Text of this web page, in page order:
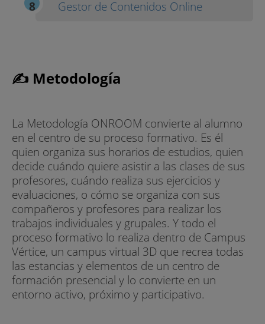
Gestor de Contenidos Online
✍ Metodología
La Metodología ONROOM convierte al alumno
en el centro de su proceso formativo. Es él
quien organiza sus horarios de estudios, quien
decide cuándo quiere asistir a las clases de sus
profesores, cuándo realiza sus ejercicios y
evaluaciones, o cómo se organiza con sus
compañeros y profesores para realizar los
trabajos individuales y grupales. Y todo el
proceso formativo lo realiza dentro de Campus
Vértice, un campus virtual 3D que recrea todas
las estancias y elementos de un centro de
formación presencial y lo convierte en un
entorno activo, próximo y participativo.